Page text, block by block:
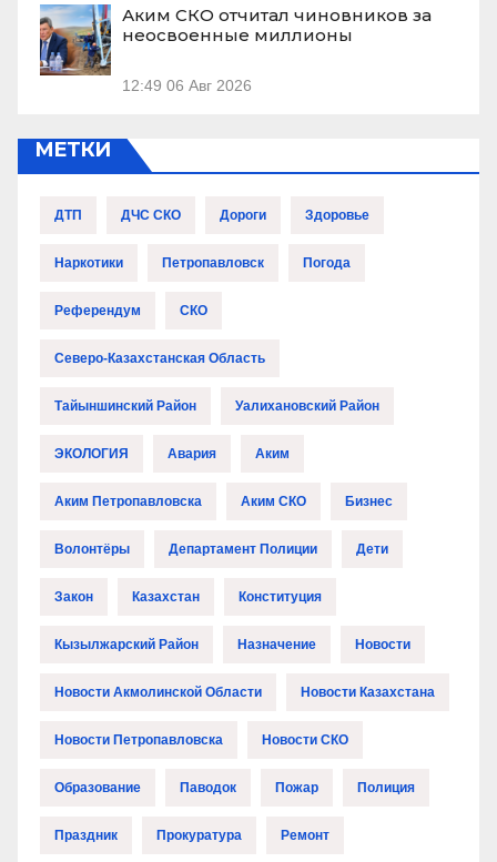
Аким СКО отчитал чиновников за
неосвоенные миллионы
12:49 06 Авг 2026
МЕТКИ
ДТП ДЧС СКО Дороги Здоровье
Наркотики Петропавловск Погода
Референдум СКО
Северо-Казахстанская Область
Тайыншинский Район Уалихановский Район
ЭКОЛОГИЯ Авария Аким
Аким Петропавловска Аким СКО Бизнес
Волонтёры Департамент Полиции Дети
Закон Казахстан Конституция
Кызылжарский Район Назначение Новости
Новости Акмолинской Области Новости Казахстана
Новости Петропавловска Новости СКО
Образование Паводок Пожар Полиция
Праздник Прокуратура Ремонт